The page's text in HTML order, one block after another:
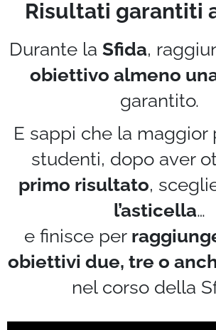
Risultati garantiti
Durante la Sfida,
obiettivo almeno
garantito.
E sappi che la maggior
studenti, dopo aver
primo risultato,
l’asticella…
e finisce per
obiettivi due, tre o
nel corso della